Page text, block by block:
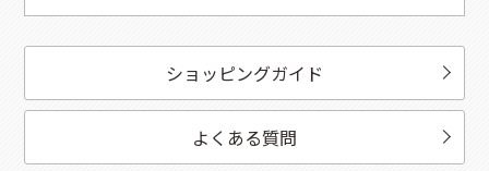
ショッピングガイド
よくある質問